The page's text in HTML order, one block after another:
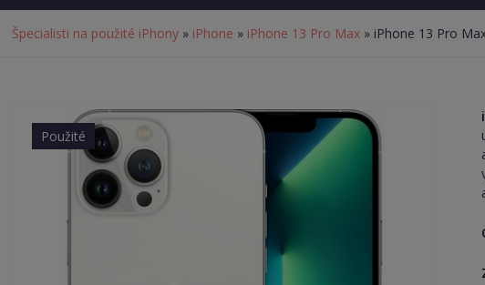
Špecialisti na použité iPhony » iPhone » iPhone 13 Pro Max » iPhone 13 Pro
Použité